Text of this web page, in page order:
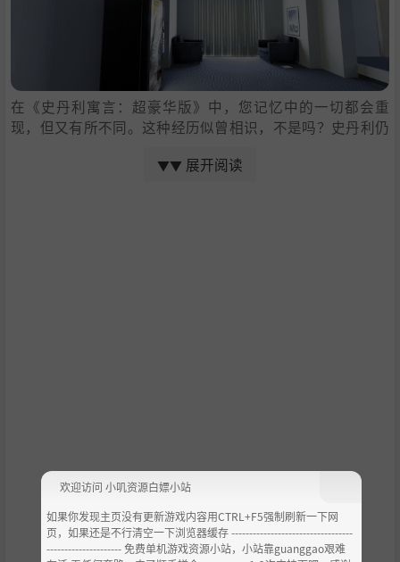
在《史丹利寓言：超豪华版》中，您记忆中的一切都会重
现，但又有所不同。这种经历似曾相识，不是吗？史丹利仍
The Stanley Parable: Ultra Deluxe is a first person expl
What's New?
Everything that was in the original Stanley Parable is her
▼▼ 展开阅读
欢迎访问 小叽资源白嫖小站
如果你发现主页没有更新游戏内容用CTRL+F5强制刷新一下网
页，如果还是不行清空一下浏览器缓存 ----------------------------------
--------------------- 免费单机游戏资源小站，小站靠guanggao艰难